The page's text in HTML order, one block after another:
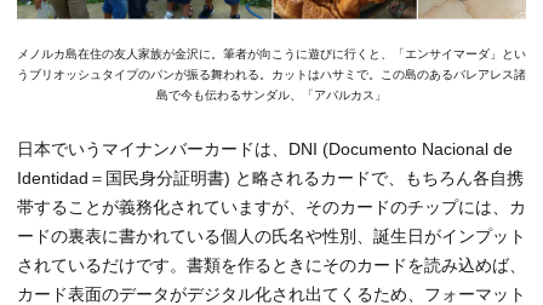
メノルカ島在住の友人家族が金沢に。筆者が向こうに遊びに行くと、「エンサイマーダ」とい
うブリオッシュタイプのパンが振る舞われる。カットはハサミで。この島のあるバレアレス諸
島で今も伝わるサンダル、「アバルカス」
日本でいうマイナンバーカードは、DNI (Documento Nacional de
Identidad＝国民身分証明書) と略されるカードで、もちろん各自携
帯することが義務化されていますが、そのカードのチップには、カ
ードの裏表に書かれている個人の氏名や性別、誕生日がインプット
されているだけです。書類を作るときにそのカードを読み込めば、
カード表面のデータがデジタル化され出てくるため、フォーマット